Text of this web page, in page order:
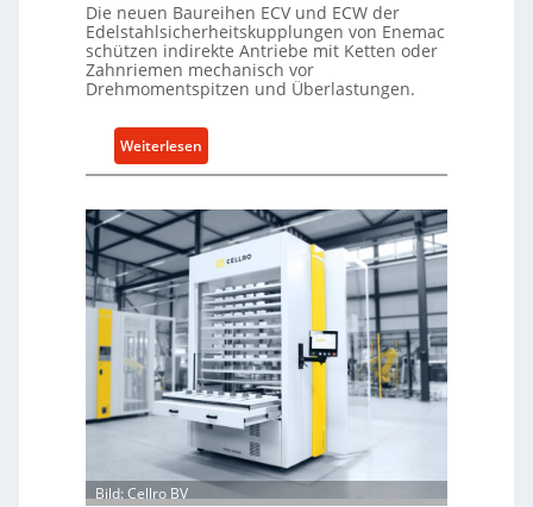
Die neuen Baureihen ECV und ECW der
Edelstahlsicherheitskupplungen von Enemac
schützen indirekte Antriebe mit Ketten oder
Zahnriemen mechanisch vor
Drehmomentspitzen und Überlastungen.
Weiterlesen
M
c
h
n
i
c
h
e
r
Ü
b
Bild: Cellro BV